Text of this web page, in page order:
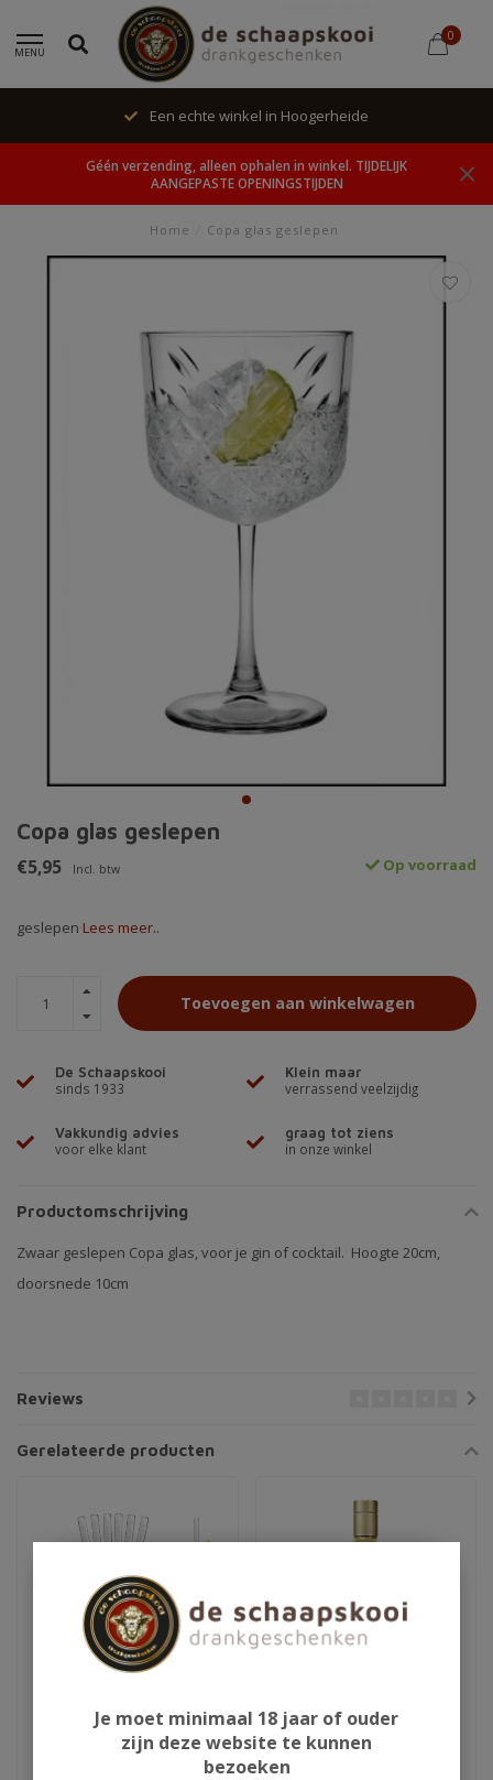
MENU
0
Een echte winkel in Hoogerheide
Géén verzending, alleen ophalen in winkel. TIJDELIJK
AANGEPASTE OPENINGSTIJDEN
Home Copa glas geslepen
Copa glas geslepen
€5,95 Incl. btw Op voorraad
geslepen Lees meer..
Toevoegen aan winkelwagen
De Schaapskooi
sinds 1933
Klein maar
verrassend veelzijdig
Vakkundig advies
voor elke klant
graag tot ziens
in onze winkel
Productomschrijving
Zwaar geslepen Copa glas, voor je gin of cocktail. Hoogte 20cm,
doorsnede 10cm
Reviews
Gerelateerde producten
Vacuvin Recipe Sticks
Coppa Cocktail
Strawberry Daiquiri
Je moet minimaal 18 jaar of ouder
zijn deze website te kunnen
bezoeken